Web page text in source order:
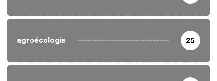
agroécologie 25